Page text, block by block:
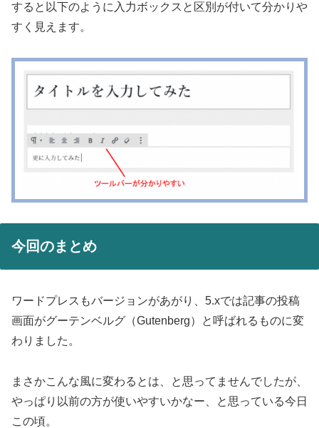
すると以下のように入力ボックスと区別が付いて分かりや
すく見えます。
今回のまとめ
ワードプレスもバージョンがあがり、5.xでは記事の投稿
画面がグーテンベルグ（Gutenberg）と呼ばれるものに変
わりました。
まさかこんな風に変わるとは、と思ってませんでしたが、
やっぱり以前の方が使いやすいかなー、と思っている今日
この頃。